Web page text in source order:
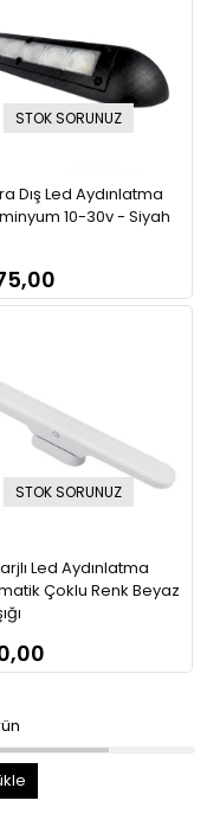
STOK SORUNUZ
Dış Led Aydınlatma
10-30v - Siyah
STOK SORUNUZ
Led Aydınlatma
Çoklu Renk Beyaz